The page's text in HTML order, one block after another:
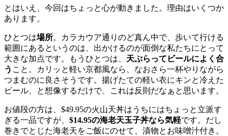
とはいえ、今回はちょっと心が動きました。理由はいくつか
あります。
ひとつは場所。カラカウア通りのど真ん中で、歩いて行ける
範囲にあるというのは、出かけるのが面倒な私たちにとって
大きな加点です。もうひとつは、 天ぷらってビールによく合
う こと。カリッと軽い京都風なら、なおさら一杯やりながら
つまむのに良さそうです。揚げたての軽い衣にキンと冷えた
ビール、と想像するだけで、これは反則だなぁと思います。
お値段の方は、$49.95の火山天丼はうちにはちょっと立派す
ぎる一品ですが、 $14.95の海老天玉子丼なら気軽です。だし
巻きでとじた海老天をご飯にのせて、漬物とお味噌汁付き。